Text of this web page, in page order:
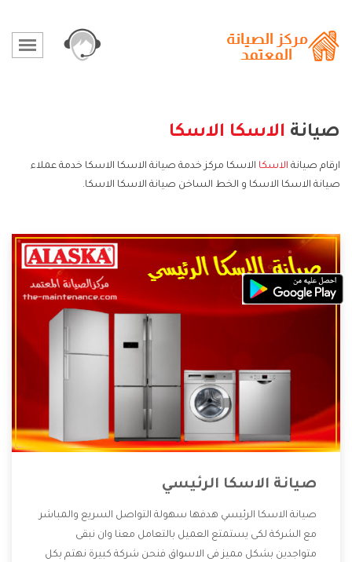
صيانة الاسكا الاسكا
ارقام صيانة الاسكا الاسكا مركز خدمة صيانة الاسكا الاسكا خدمة عملاء
صيانة الاسكا الاسكا و الخط الساخن صيانة الاسكا الاسكا.
صيانة الاسكا الرئيسي
صيانة الاسكا الرئيسي هدفها سهولة التواصل السريع والمباشر
مع الشركة لكى يستمتع العميل بالتعامل معنا وان نبقى
متواجدين بشكل مميز فى الاسواق فنحن شركة كبيرة نهتم بكل